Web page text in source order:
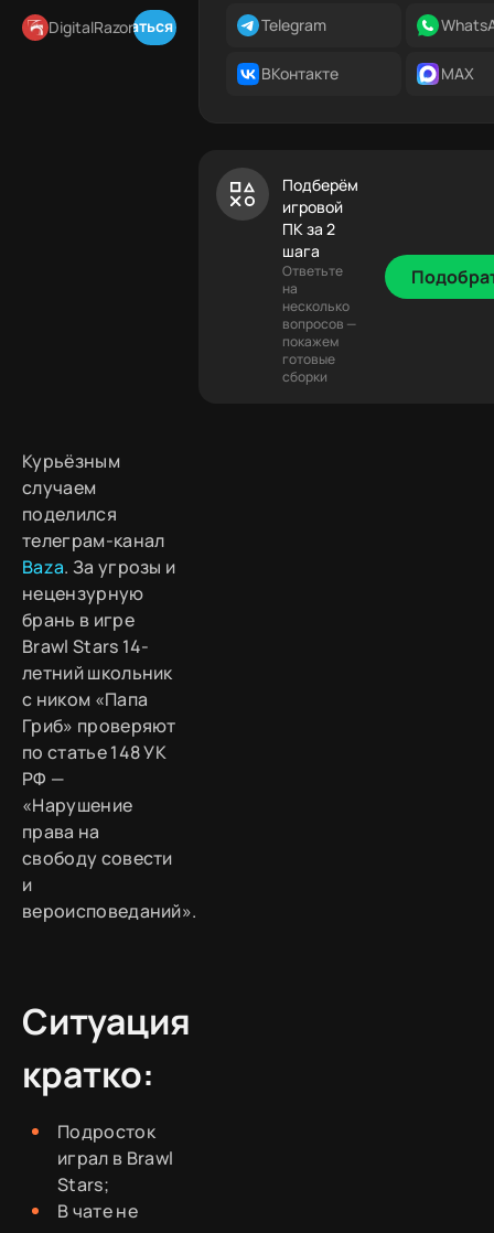
DigitalRazor
Подписаться в TelegramTelegram
ВКонтакте MAX
Подберём
игровой
ПК за 2
шага
Ответьте
на
несколько
вопросов —
покажем
готовые
сборки
Курьёзным
случаем
поделился
телеграм-канал
Baza. За угрозы и
нецензурную
брань в игре
Brawl Stars 14-
летний школьник
с ником «Папа
Гриб» проверяют
по статье 148 УК
РФ —
«Нарушение
права на
свободу совести
и
вероисповеданий».
Ситуация
кратко:
Подросток
играл в Brawl
Stars;
В чате не